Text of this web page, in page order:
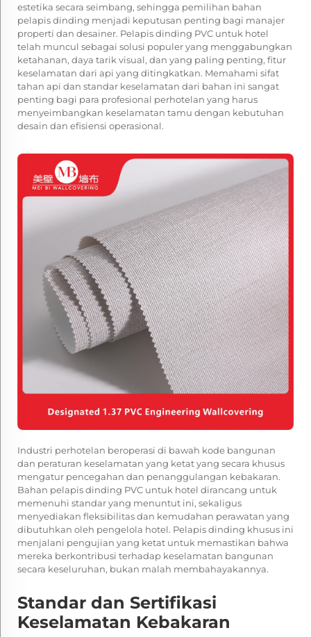
estetika secara seimbang, sehingga pemilihan bahan
pelapis dinding menjadi keputusan penting bagi manajer
properti dan desainer. Pelapis dinding PVC untuk hotel
telah muncul sebagai solusi populer yang menggabungkan
ketahanan, daya tarik visual, dan yang paling penting, fitur
keselamatan dari api yang ditingkatkan. Memahami sifat
tahan api dan standar keselamatan dari bahan ini sangat
penting bagi para profesional perhotelan yang harus
menyeimbangkan keselamatan tamu dengan kebutuhan
desain dan efisiensi operasional.
Industri perhotelan beroperasi di bawah kode bangunan
dan peraturan keselamatan yang ketat yang secara khusus
mengatur pencegahan dan penanggulangan kebakaran.
Bahan pelapis dinding PVC untuk hotel dirancang untuk
memenuhi standar yang menuntut ini, sekaligus
menyediakan fleksibilitas dan kemudahan perawatan yang
dibutuhkan oleh pengelola hotel. Pelapis dinding khusus ini
menjalani pengujian yang ketat untuk memastikan bahwa
mereka berkontribusi terhadap keselamatan bangunan
secara keseluruhan, bukan malah membahayakannya.
Standar dan Sertifikasi
Keselamatan Kebakaran